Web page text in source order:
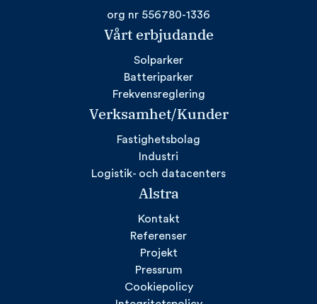
org nr 556780-1336
Vårt erbjudande
Solparker
Batteriparker
Frekvensreglering
Verksamhet/Kunder
Fastighetsbolag
Industri
Logistik- och datacenters
Alstra
Kontakt
Referenser
Projekt
Pressrum
Cookiepolicy